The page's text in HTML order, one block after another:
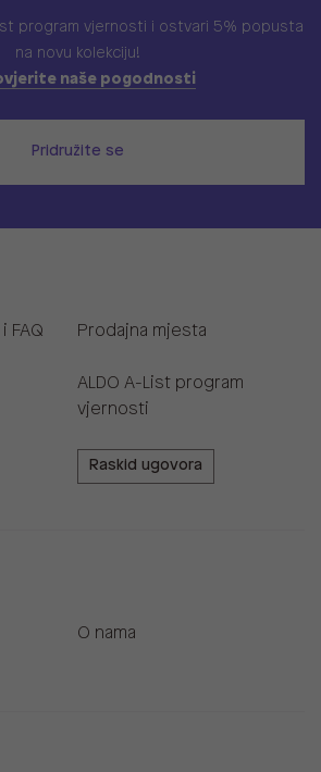
program vjernosti i ostvari 5% popusta
na novu kolekciju!
naše pogodnosti
Pridružite se
FAQ Prodajna mjesta
ALDO A-List program
vjernosti
Raskid ugovora
O nama